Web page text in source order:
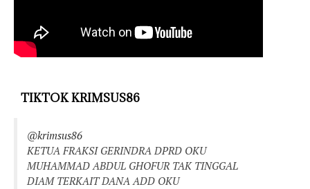
TIKTOK KRIMSUS86
@krimsus86
KETUA FRAKSI GERINDRA DPRD OKU
MUHAMMAD ABDUL GHOFUR TAK TINGGAL
DIAM TERKAIT DANA ADD OKU